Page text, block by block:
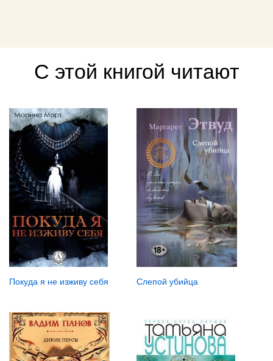
С этой книгой читают
Покуда я не изживу себя Слепой убийца